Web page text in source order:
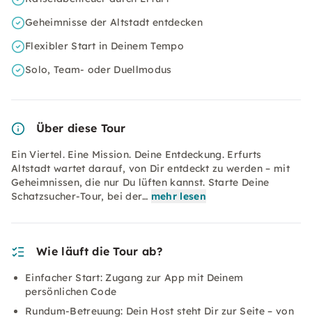
Geheimnisse der Altstadt entdecken
Flexibler Start in Deinem Tempo
Solo, Team- oder Duellmodus
Über diese Tour
Ein Viertel. Eine Mission. Deine Entdeckung. Erfurts
Altstadt wartet darauf, von Dir entdeckt zu werden – mit
Geheimnissen, die nur Du lüften kannst. Starte Deine
Schatzsucher-Tour, bei der… mehr lesen
Wie läuft die Tour ab?
Einfacher Start: Zugang zur App mit Deinem
persönlichen Code
Rundum-Betreuung: Dein Host steht Dir zur Seite – von